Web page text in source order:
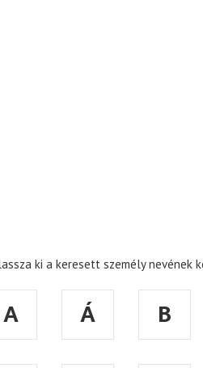
ki a keresett személy nevének
A Á B